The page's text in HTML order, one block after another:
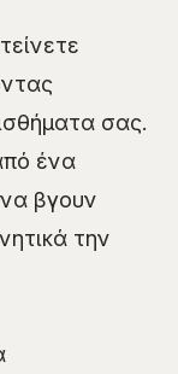
σας.
ένα
βγουν
την